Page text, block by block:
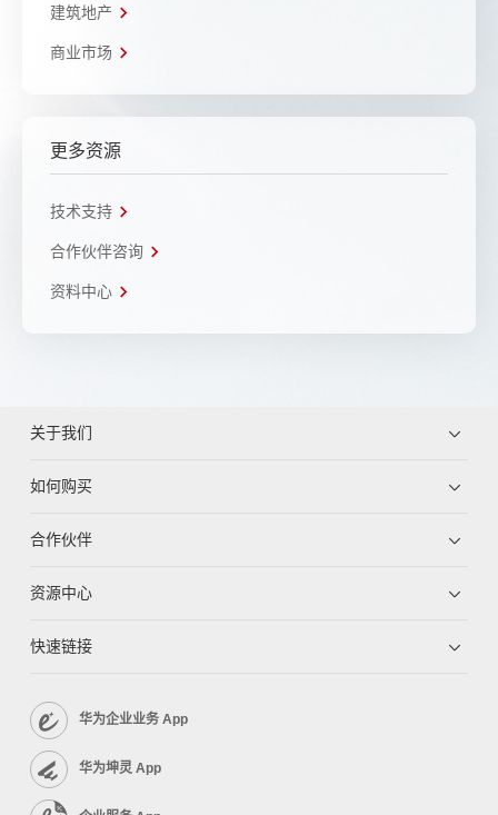
建筑地产
商业市场
更多资源
技术支持
合作伙伴咨询
资料中心
关于我们
如何购买
合作伙伴
资源中心
快速链接
华为企业业务 App
华为坤灵 App